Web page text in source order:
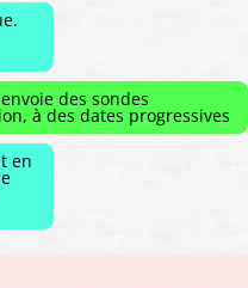
des sondes
à des dates progressives
en